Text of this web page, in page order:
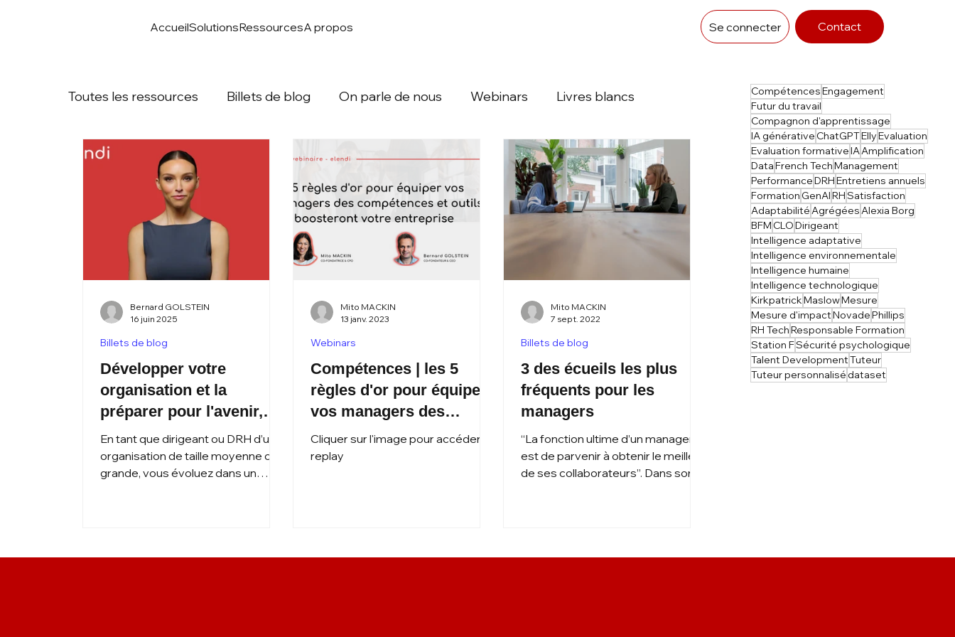
AccueilSolutionsRessourcesA propos Se connecter Contact
Toutes les ressources Billets de blog On parle de nous Webinars Livres blancs
Développer votre
organisation et la
préparer pour l'avenir,
grâce au compagnon
d'apprentissage propulsé
par l'IA
En tant que dirigeant ou DRH d’une
organisation de taille moyenne ou
grande, vous évoluez dans un
immédiate et transformation à
Billets de blog
Bernard GOLSTEIN
16 juin 2025
Compétences | les 5
règles d'or pour équiper
vos managers des
compétences et outils
qui boosteront votre
Cliquer sur l'image pour accéder au
replay
Webinars
Mito MACKIN
13 janv. 2023
3 des écueils les plus
fréquents pour les
managers
“La fonction ultime d’un manager
est de parvenir à obtenir le meilleur
de ses collaborateurs”. Dans son
Billets de blog
Mito MACKIN
7 sept. 2022
CompétencesEngagement
Futur du travail
Compagnon d'apprentissage
IA générative ChatGPTEllyEvaluation
Evaluation formativeIA Amplification
DataFrench TechManagement
PerformanceDRHEntretiens annuels
Formation GenAIRHSatisfaction
Adaptabilité Agrégées Alexia Borg
BFM CLODirigeant
Intelligence adaptative
Intelligence environnementale
Intelligence humaine
Intelligence technologique
KirkpatrickMaslowMesure
Mesure d'impactNovadePhillips
RH TechResponsable Formation
Station FSécurité psychologique
Talent DevelopmentTuteur
Tuteur personnalisédataset